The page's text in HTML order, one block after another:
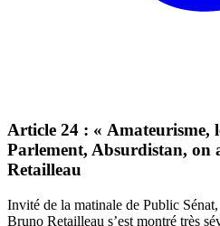
Article 24 : « Amateurisme,
Parlement, Absurdistan, on
Retailleau
Invité de la matinale de Public
Bruno Retailleau s’est montré très